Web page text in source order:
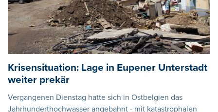
Krisensituation: Lage in Eupener Unterstadt
weiter prekär
Vergangenen Dienstag hatte sich in Ostbelgien das
Jahrhunderthochwasser angebahnt - mit katastrophalen